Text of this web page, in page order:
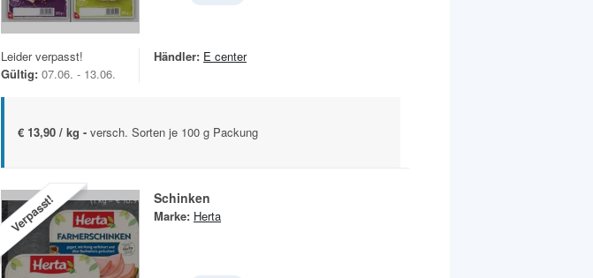
Leider verpasst!
Gültig: 07.06. - 13.06.
Händler: E center
€ 13,90 / kg - versch. Sorten je 100 g Packung
Verpasst! Schinken
Marke: Herta